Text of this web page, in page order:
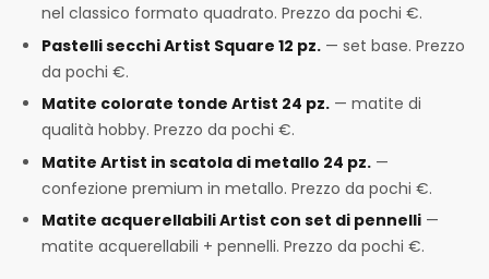
nel classico formato quadrato. Prezzo da pochi €.
Pastelli secchi Artist Square 12 pz. — set base. Prezzo
da pochi €.
Matite colorate tonde Artist 24 pz. — matite di
qualità hobby. Prezzo da pochi €.
Matite Artist in scatola di metallo 24 pz. —
confezione premium in metallo. Prezzo da pochi €.
Matite acquerellabili Artist con set di pennelli —
matite acquerellabili + pennelli. Prezzo da pochi €.